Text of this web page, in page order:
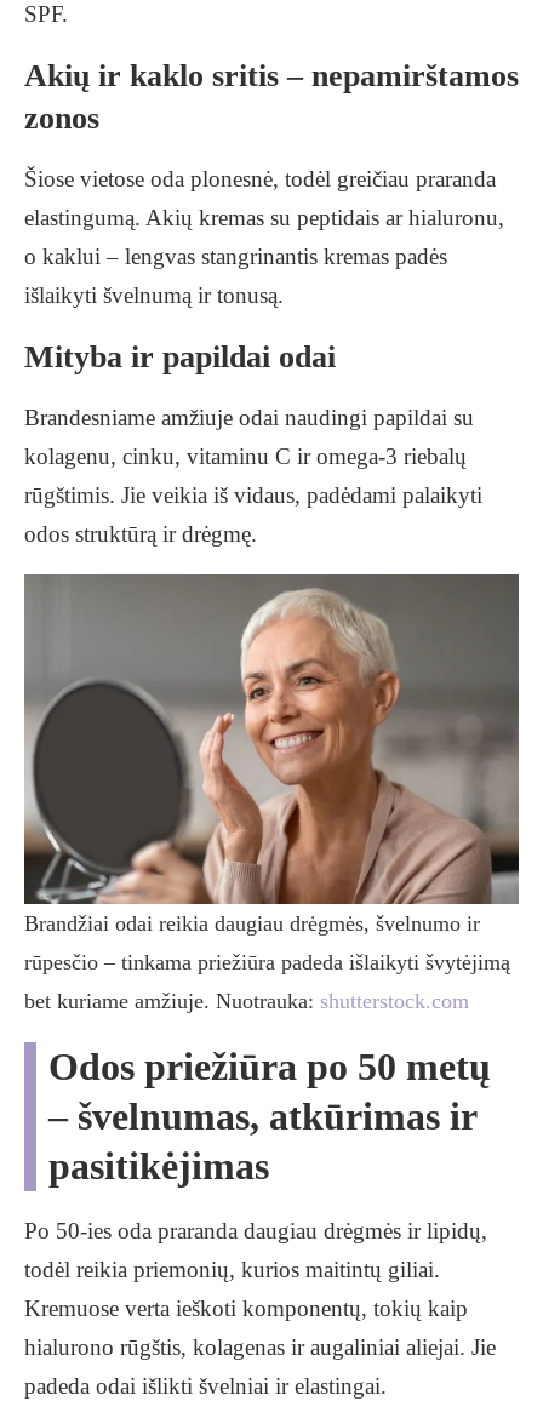
SPF.
Akių ir kaklo sritis – nepamirštamos
zonos
Šiose vietose oda plonesnė, todėl greičiau praranda
elastingumą. Akių kremas su peptidais ar hialuronu,
o kaklui – lengvas stangrinantis kremas padės
išlaikyti švelnumą ir tonusą.
Mityba ir papildai odai
Brandesniame amžiuje odai naudingi papildai su
kolagenu, cinku, vitaminu C ir omega-3 riebalų
rūgštimis. Jie veikia iš vidaus, padėdami palaikyti
odos struktūrą ir drėgmę.
Brandžiai odai reikia daugiau drėgmės, švelnumo ir
rūpesčio – tinkama priežiūra padeda išlaikyti švytėjimą
bet kuriame amžiuje. Nuotrauka: shutterstock.com
Odos priežiūra po 50 metų
– švelnumas, atkūrimas ir
pasitikėjimas
Po 50-ies oda praranda daugiau drėgmės ir lipidų,
todėl reikia priemonių, kurios maitintų giliai.
Kremuose verta ieškoti komponentų, tokių kaip
hialurono rūgštis, kolagenas ir augaliniai aliejai. Jie
padeda odai išlikti švelniai ir elastingai.